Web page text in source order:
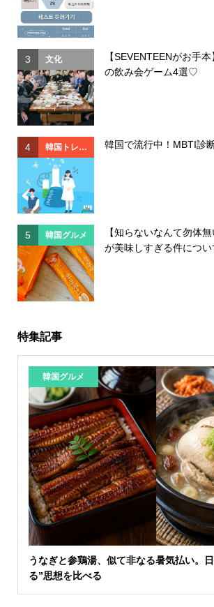
3 文化
【SEVENTEENがお手
の飲み会ゲーム4選♡
4 韓国トレン
ド
韓国で流行中！MBTI診
5 韓国グルメ
【知らないなんて勿体
が美味しすぎる件につい
特集記事
韓国グルメ
うなぎと参鶏湯、似て非なる暑気払い。
る”思想を比べる